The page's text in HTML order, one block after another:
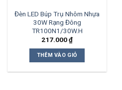
Đèn LED Búp Trụ Nhôm Nhựa
30W Rạng Đông
TR100N1/30W.H
217.000₫
THÊM VÀO GIỎ